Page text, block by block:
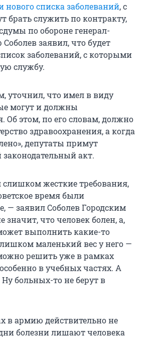
нового списка заболеваний, с
брать служить по контракту,
по обороне генерал-
заявил, что будет
заболеваний, с которыми
службу.
уточнил, что имел в виду
могут и должны
Об этом, по его словам, должно
здравоохранения, а когда
депутаты примут
акт.
слишком жесткие требования,
время были
— заявил Соболев Городским
значит, что человек болен, а,
выполнить какие-то
маленький вес у него —
решить уже в рамках
в учебных частях. А
больных-то не берут в
в армию действительно не
болезни лишают человека